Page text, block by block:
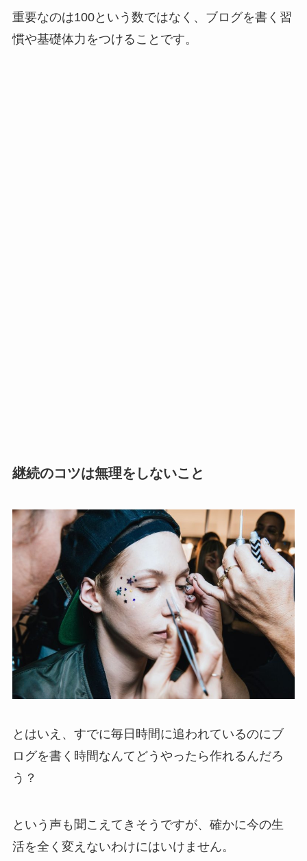
重要なのは100という数ではなく、ブログを書く習
慣や基礎体力をつけることです。
継続のコツは無理をしないこと
とはいえ、すでに毎日時間に追われているのにブ
ログを書く時間なんてどうやったら作れるんだろ
う？
という声も聞こえてきそうですが、確かに今の生
活を全く変えないわけにはいけません。